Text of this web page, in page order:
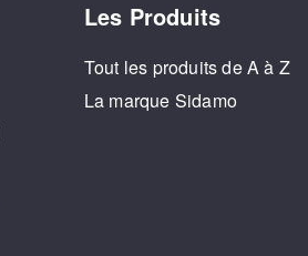
Les Produits
Tout les produits de A à Z
La marque Sidamo